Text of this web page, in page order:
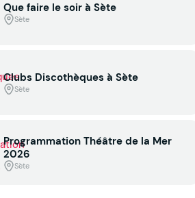
Que faire le soir à Sète
Sète
Clubs Discothèques à Sète
Sète
Programmation Théâtre de la Mer
2026
Sète